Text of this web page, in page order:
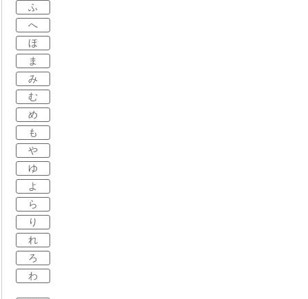
ふ
へ
ほ
ま
み
む
め
も
や
ゆ
よ
ら
り
れ
ろ
わ